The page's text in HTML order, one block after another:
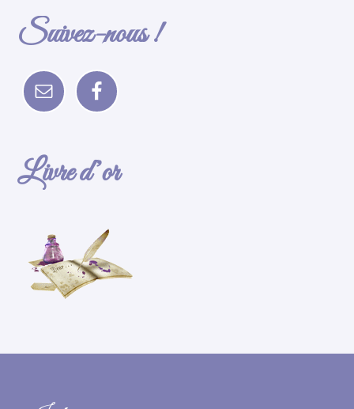
Suivez-nous !
Livre d’or